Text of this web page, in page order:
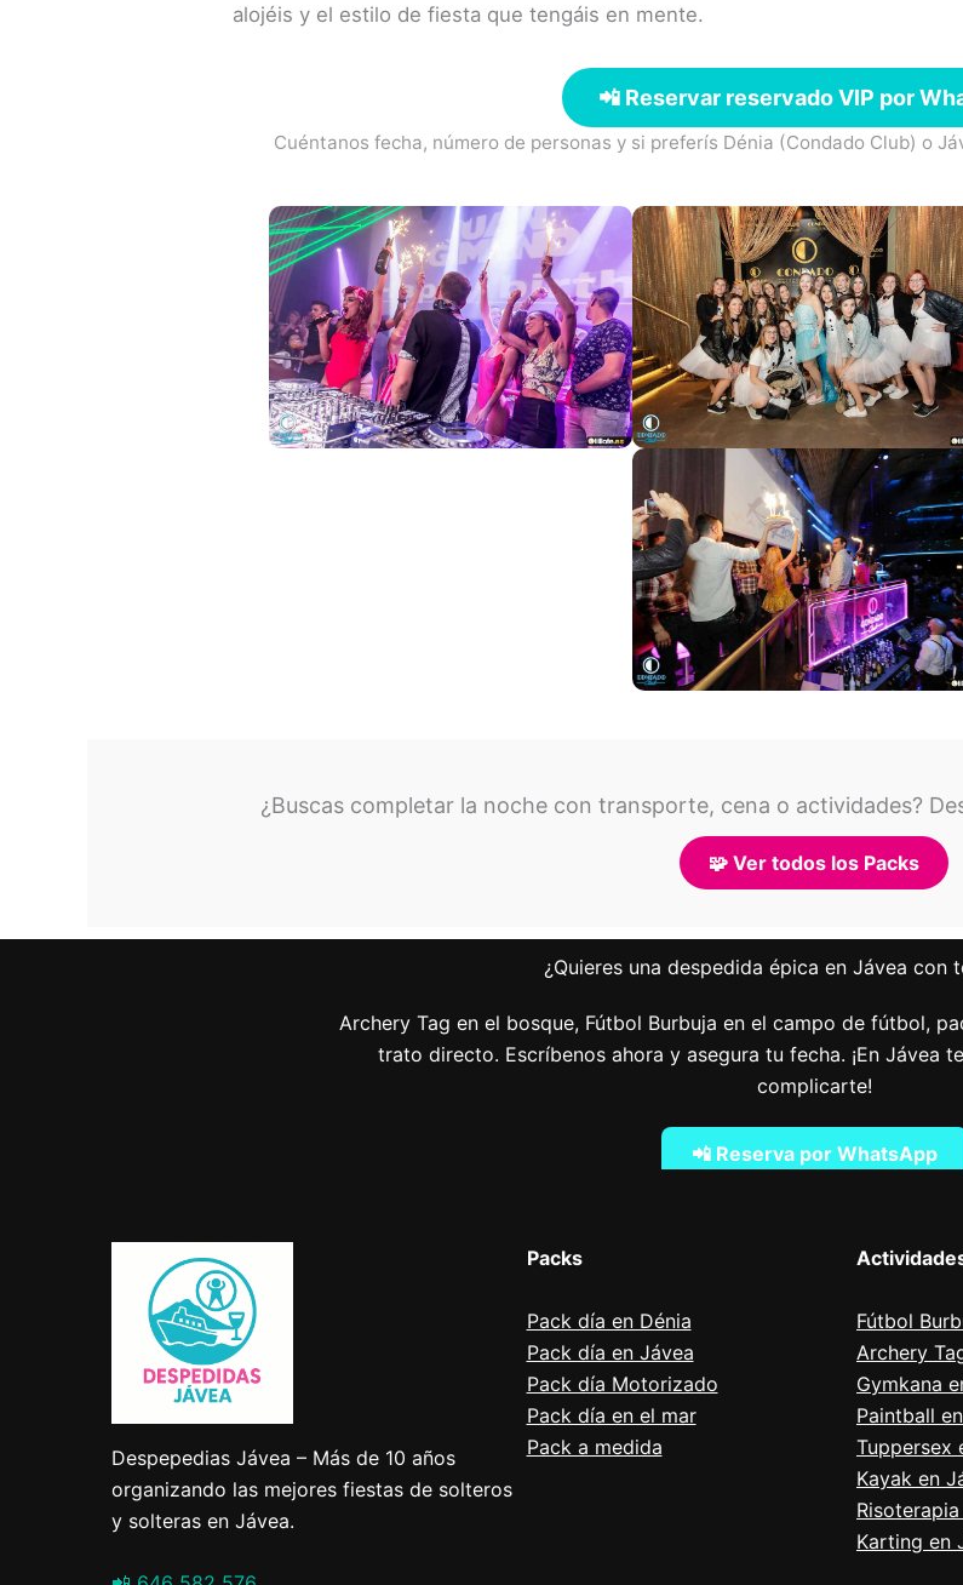
alojéis y el estilo de fiesta que tengáis en mente.
📲 Reservar reservado VIP por
Cuéntanos fecha, número de personas y si preferís Dénia (Condado Club) o
¿Buscas completar la noche con transporte, cena o actividades?
🧩 Ver todos los Packs
¿Quieres una despedida épica en Jávea con
Archery Tag en el bosque, Fútbol Burbuja en el campo de fútbol,
trato directo. Escríbenos ahora y asegura tu fecha. ¡En Jávea
complicarte!
📲 Reserva por WhatsApp
Despepedias Jávea – Más de 10 años
organizando las mejores fiestas de solteros
y solteras en Jávea.
Packs
Pack día en Dénia
Pack día en Jávea
Pack día Motorizado
Pack día en el mar
Pack a medida
Fútbol
Archery
Gymkana
Paintball
Tuppersex
Kayak en
Karting en